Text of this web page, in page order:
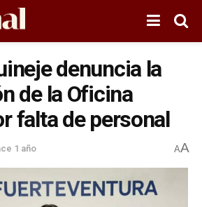
denuncia la
de la Oficina
falta de personal
1 año AA